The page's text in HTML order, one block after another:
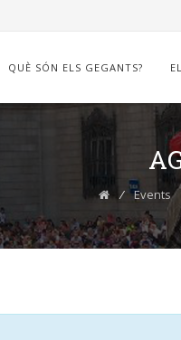
QUÈ SÓN ELS GEGANTS?
⁄ Events